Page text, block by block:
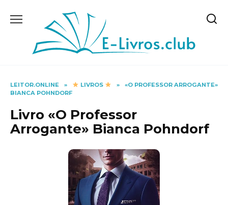
LEITOR.ONLINE » LIVROS »
«O PROFESSOR ARROGANTE»
BIANCA POHNDORF
Livro «O Professor
Arrogante» Bianca Pohndorf